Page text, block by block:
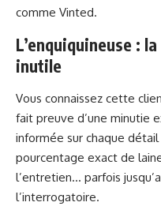
comme Vinted.
L’enquiquineuse :
inutile
Vous connaissez cette
fait preuve d’une minutie
informée sur chaque
pourcentage exact de
l’entretien… parfois
l’interrogatoire.